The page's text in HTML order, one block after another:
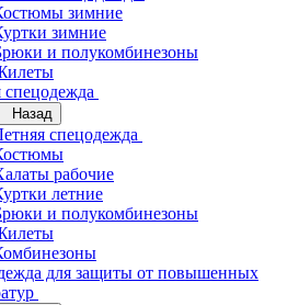
зимние
зимние
и полукомбинезоны
спецодежда
Назад
спецодежда
рабочие
летние
и полукомбинезоны
для защиты от повышенных